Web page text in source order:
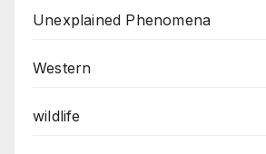
Unexplained Phenomena
Western
wildlife